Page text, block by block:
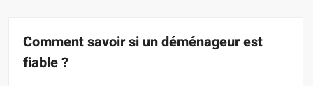
Comment savoir si un déménageur est
fiable ?